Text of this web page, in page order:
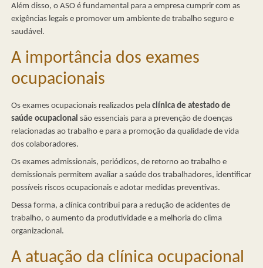
Além disso, o ASO é fundamental para a empresa cumprir com as
exigências legais e promover um ambiente de trabalho seguro e
saudável.
A importância dos exames
ocupacionais
Os exames ocupacionais realizados pelaclínica de atestado de
saúde ocupacional são essenciais para a prevenção de doenças
relacionadas ao trabalho e para a promoção da qualidade de vida
dos colaboradores.
Os exames admissionais, periódicos, de retorno ao trabalho e
demissionais permitem avaliar a saúde dos trabalhadores, identificar
possíveis riscos ocupacionais e adotar medidas preventivas.
Dessa forma, a clínica contribui para a redução de acidentes de
trabalho, o aumento da produtividade e a melhoria do clima
organizacional.
A atuação da clínica ocupacional